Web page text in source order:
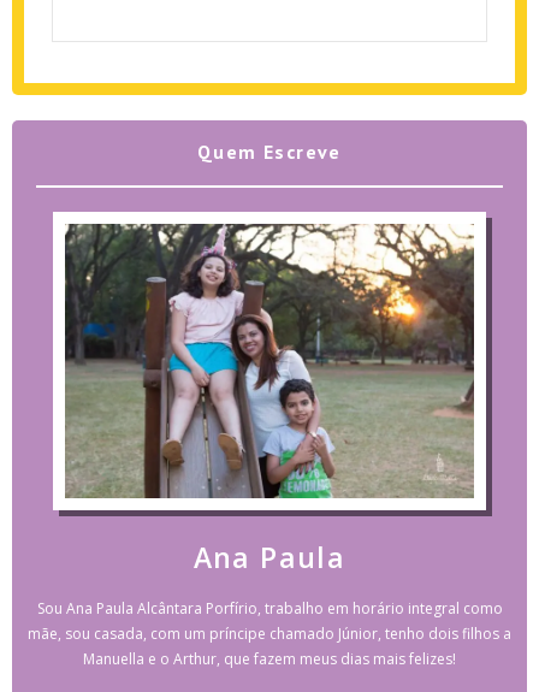
Quem Escreve
Ana Paula
Sou Ana Paula Alcântara Porfírio, trabalho em horário integral como
mãe, sou casada, com um príncipe chamado Júnior, tenho dois filhos a
Manuella e o Arthur, que fazem meus dias mais felizes!